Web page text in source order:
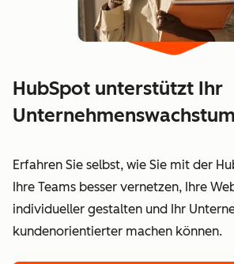
HubSpot unterstützt Ihr
Unternehmenswachstum
Erfahren Sie selbst, wie Sie mit der
Ihre Teams besser vernetzen, Ihre
individueller gestalten und Ihr
kundenorientierter machen können.